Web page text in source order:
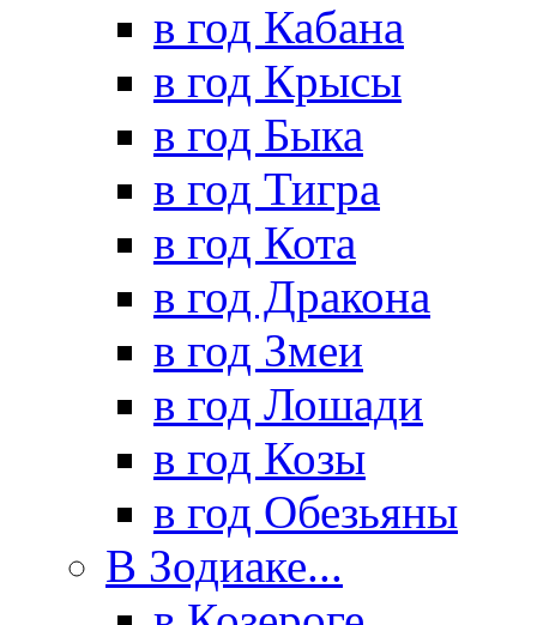
в год Кабана
в год Крысы
в год Быка
в год Тигра
в год Кота
в год Дракона
в год Змеи
в год Лошади
в год Козы
в год Обезьяны
В Зодиаке...